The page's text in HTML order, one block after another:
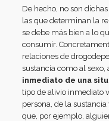
De hecho, no son
las que determinan la
se debe más bien a lo
consumir.
relaciones de
sustancia como al sexo,
inmediato de una
tipo de alivio inmediato
persona, de la
que, por ejemplo,